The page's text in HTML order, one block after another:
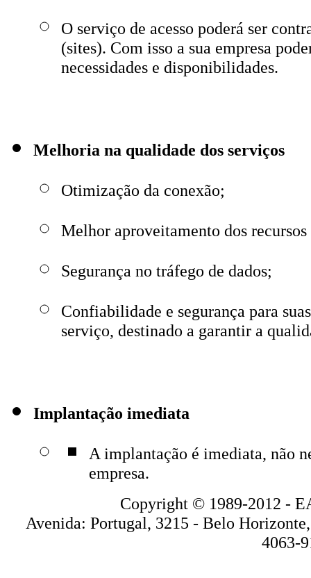
O serviço de acesso poderá ser
(sites). Com isso a sua empresa
necessidades e disponibilidades.
Melhoria na qualidade dos serviços
Otimização da conexão;
Melhor aproveitamento dos recursos
Segurança no tráfego de dados;
Confiabilidade e segurança para
serviço, destinado a garantir a
Implantação imediata
A implantação é imediata, não
empresa.
Copyright © 1989-2012 -
Avenida: Portugal, 3215 - Belo
4063-